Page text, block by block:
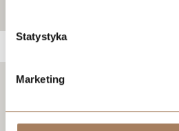
Statystyka
Marketing
Negotiate